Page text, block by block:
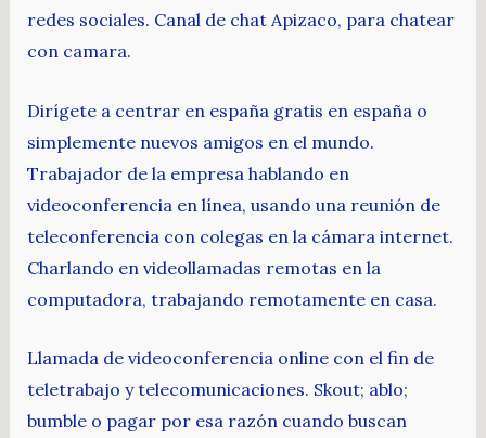
redes sociales. Canal de chat Apizaco, para chatear
con camara.
Dirígete a centrar en españa gratis en españa o
simplemente nuevos amigos en el mundo.
Trabajador de la empresa hablando en
videoconferencia en línea, usando una reunión de
teleconferencia con colegas en la cámara internet.
Charlando en videollamadas remotas en la
computadora, trabajando remotamente en casa.
Llamada de videoconferencia online con el fin de
teletrabajo y telecomunicaciones. Skout; ablo;
bumble o pagar por esa razón cuando buscan